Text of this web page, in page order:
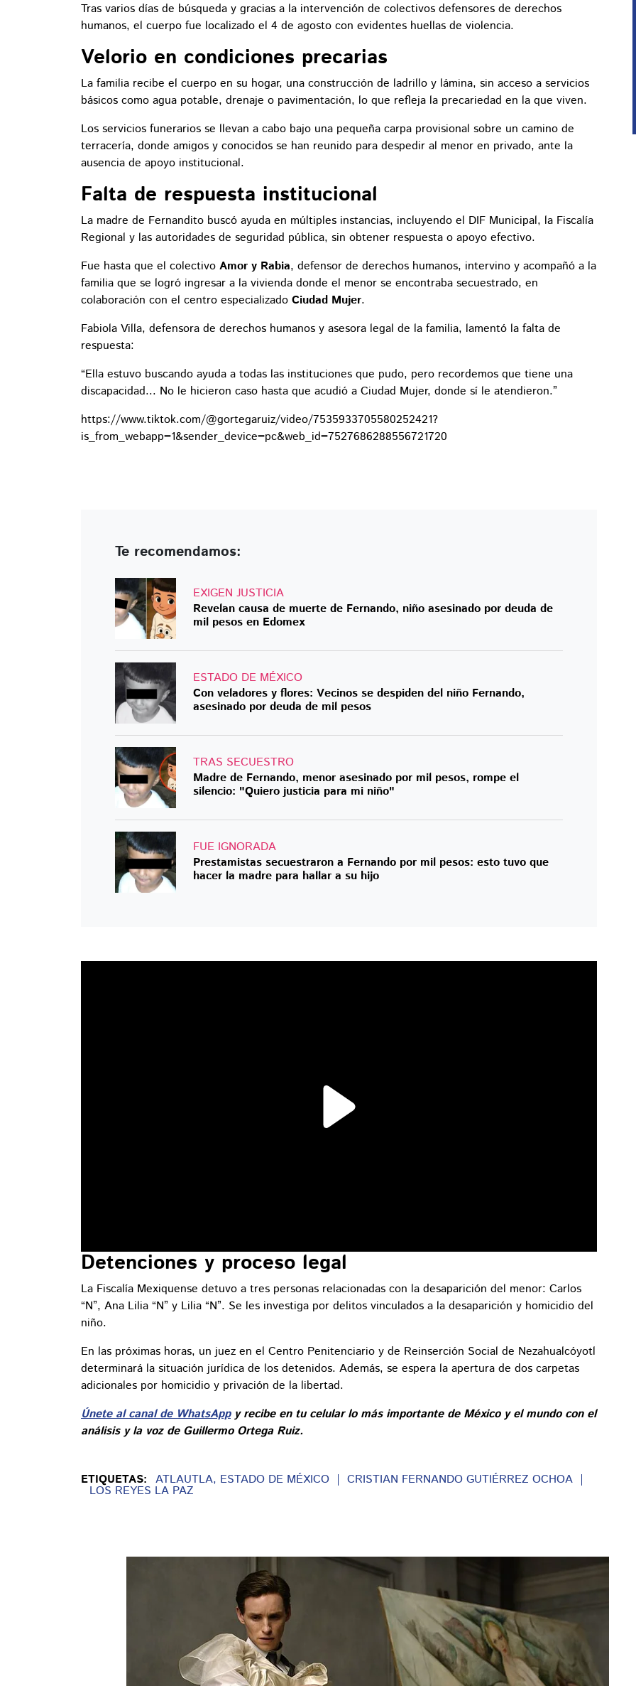
Tras varios días de búsqueda y gracias a la intervención de colectivos defensores de derechos
humanos, el cuerpo fue localizado el 4 de agosto con evidentes huellas de violencia.
Velorio en condiciones precarias
La familia recibe el cuerpo en su hogar, una construcción de ladrillo y lámina, sin acceso a servicios
básicos como agua potable, drenaje o pavimentación, lo que refleja la precariedad en la que viven.
Los servicios funerarios se llevan a cabo bajo una pequeña carpa provisional sobre un camino de
terracería, donde amigos y conocidos se han reunido para despedir al menor en privado, ante la
ausencia de apoyo institucional.
Falta de respuesta institucional
La madre de Fernandito buscó ayuda en múltiples instancias, incluyendo el DIF Municipal, la Fiscalía
Regional y las autoridades de seguridad pública, sin obtener respuesta o apoyo efectivo.
Fue hasta que el colectivo Amor y Rabia, defensor de derechos humanos, intervino y acompañó a la
familia que se logró ingresar a la vivienda donde el menor se encontraba secuestrado, en
colaboración con el centro especializado Ciudad Mujer.
Fabiola Villa, defensora de derechos humanos y asesora legal de la familia, lamentó la falta de
respuesta:
“Ella estuvo buscando ayuda a todas las instituciones que pudo, pero recordemos que tiene una
discapacidad... No le hicieron caso hasta que acudió a Ciudad Mujer, donde sí le atendieron.”
https://www.tiktok.com/@gortegaruiz/video/7535933705580252421?
is_from_webapp=1&sender_device=pc&web_id=7527686288556721720
Te recomendamos:
EXIGEN JUSTICIA
Revelan causa de muerte de Fernando, niño asesinado por deuda de
mil pesos en Edomex
ESTADO DE MÉXICO
Con veladores y flores: Vecinos se despiden del niño Fernando,
asesinado por deuda de mil pesos
TRAS SECUESTRO
Madre de Fernando, menor asesinado por mil pesos, rompe el
silencio: "Quiero justicia para mi niño"
FUE IGNORADA
Prestamistas secuestraron a Fernando por mil pesos: esto tuvo que
hacer la madre para hallar a su hijo
Detenciones y proceso legal
La Fiscalía Mexiquense detuvo a tres personas relacionadas con la desaparición del menor: Carlos
“N”, Ana Lilia “N” y Lilia “N”. Se les investiga por delitos vinculados a la desaparición y homicidio del
niño.
En las próximas horas, un juez en el Centro Penitenciario y de Reinserción Social de Nezahualcóyotl
determinará la situación jurídica de los detenidos. Además, se espera la apertura de dos carpetas
adicionales por homicidio y privación de la libertad.
Únete al canal de WhatsAppy recibe en tu celular lo más importante de México y el mundo con el
análisis y la voz de Guillermo Ortega Ruiz.
ETIQUETAS: ATLAUTLA, ESTADO DE MÉXICO CRISTIAN FERNANDO GUTIÉRREZ OCHOA
LOS REYES LA PAZ